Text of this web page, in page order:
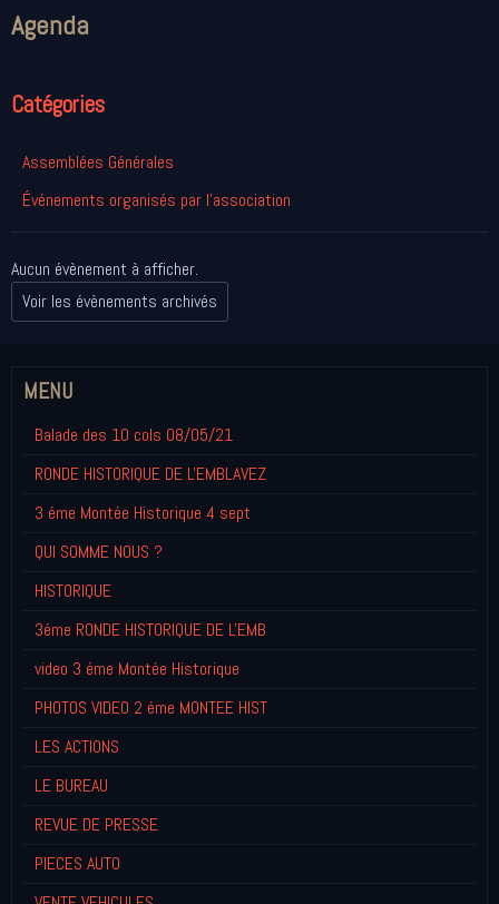
Agenda
Catégories
Assemblées Générales
Événements organisés par l'association
Aucun évènement à afficher.
Voir les évènements archivés
MENU
Balade des 10 cols 08/05/21
RONDE HISTORIQUE DE L'EMBLAVEZ
3 éme Montée Historique 4 sept
QUI SOMME NOUS ?
HISTORIQUE
3éme RONDE HISTORIQUE DE L'EMB
video 3 éme Montée Historique
PHOTOS VIDEO 2 éme MONTEE HIST
LES ACTIONS
LE BUREAU
REVUE DE PRESSE
PIECES AUTO